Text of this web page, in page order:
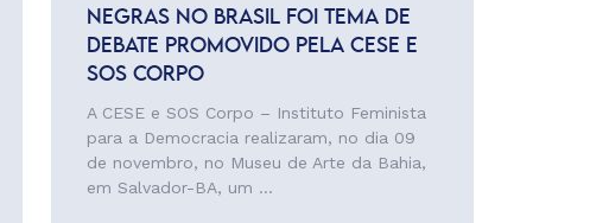
NEGRAS NO BRASIL FOI TEMA DE
DEBATE PROMOVIDO PELA CESE E
SOS CORPO
A CESE e SOS Corpo – Instituto Feminista
para a Democracia realizaram, no dia 09
de novembro, no Museu de Arte da Bahia,
em Salvador-BA, um ...